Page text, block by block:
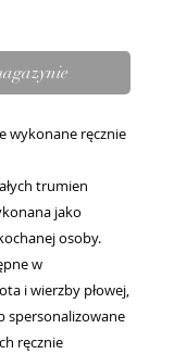
wykonane ręcznie
trumien
jako
osoby.
w
i wierzby płowej,
spersonalizowane
ręcznie